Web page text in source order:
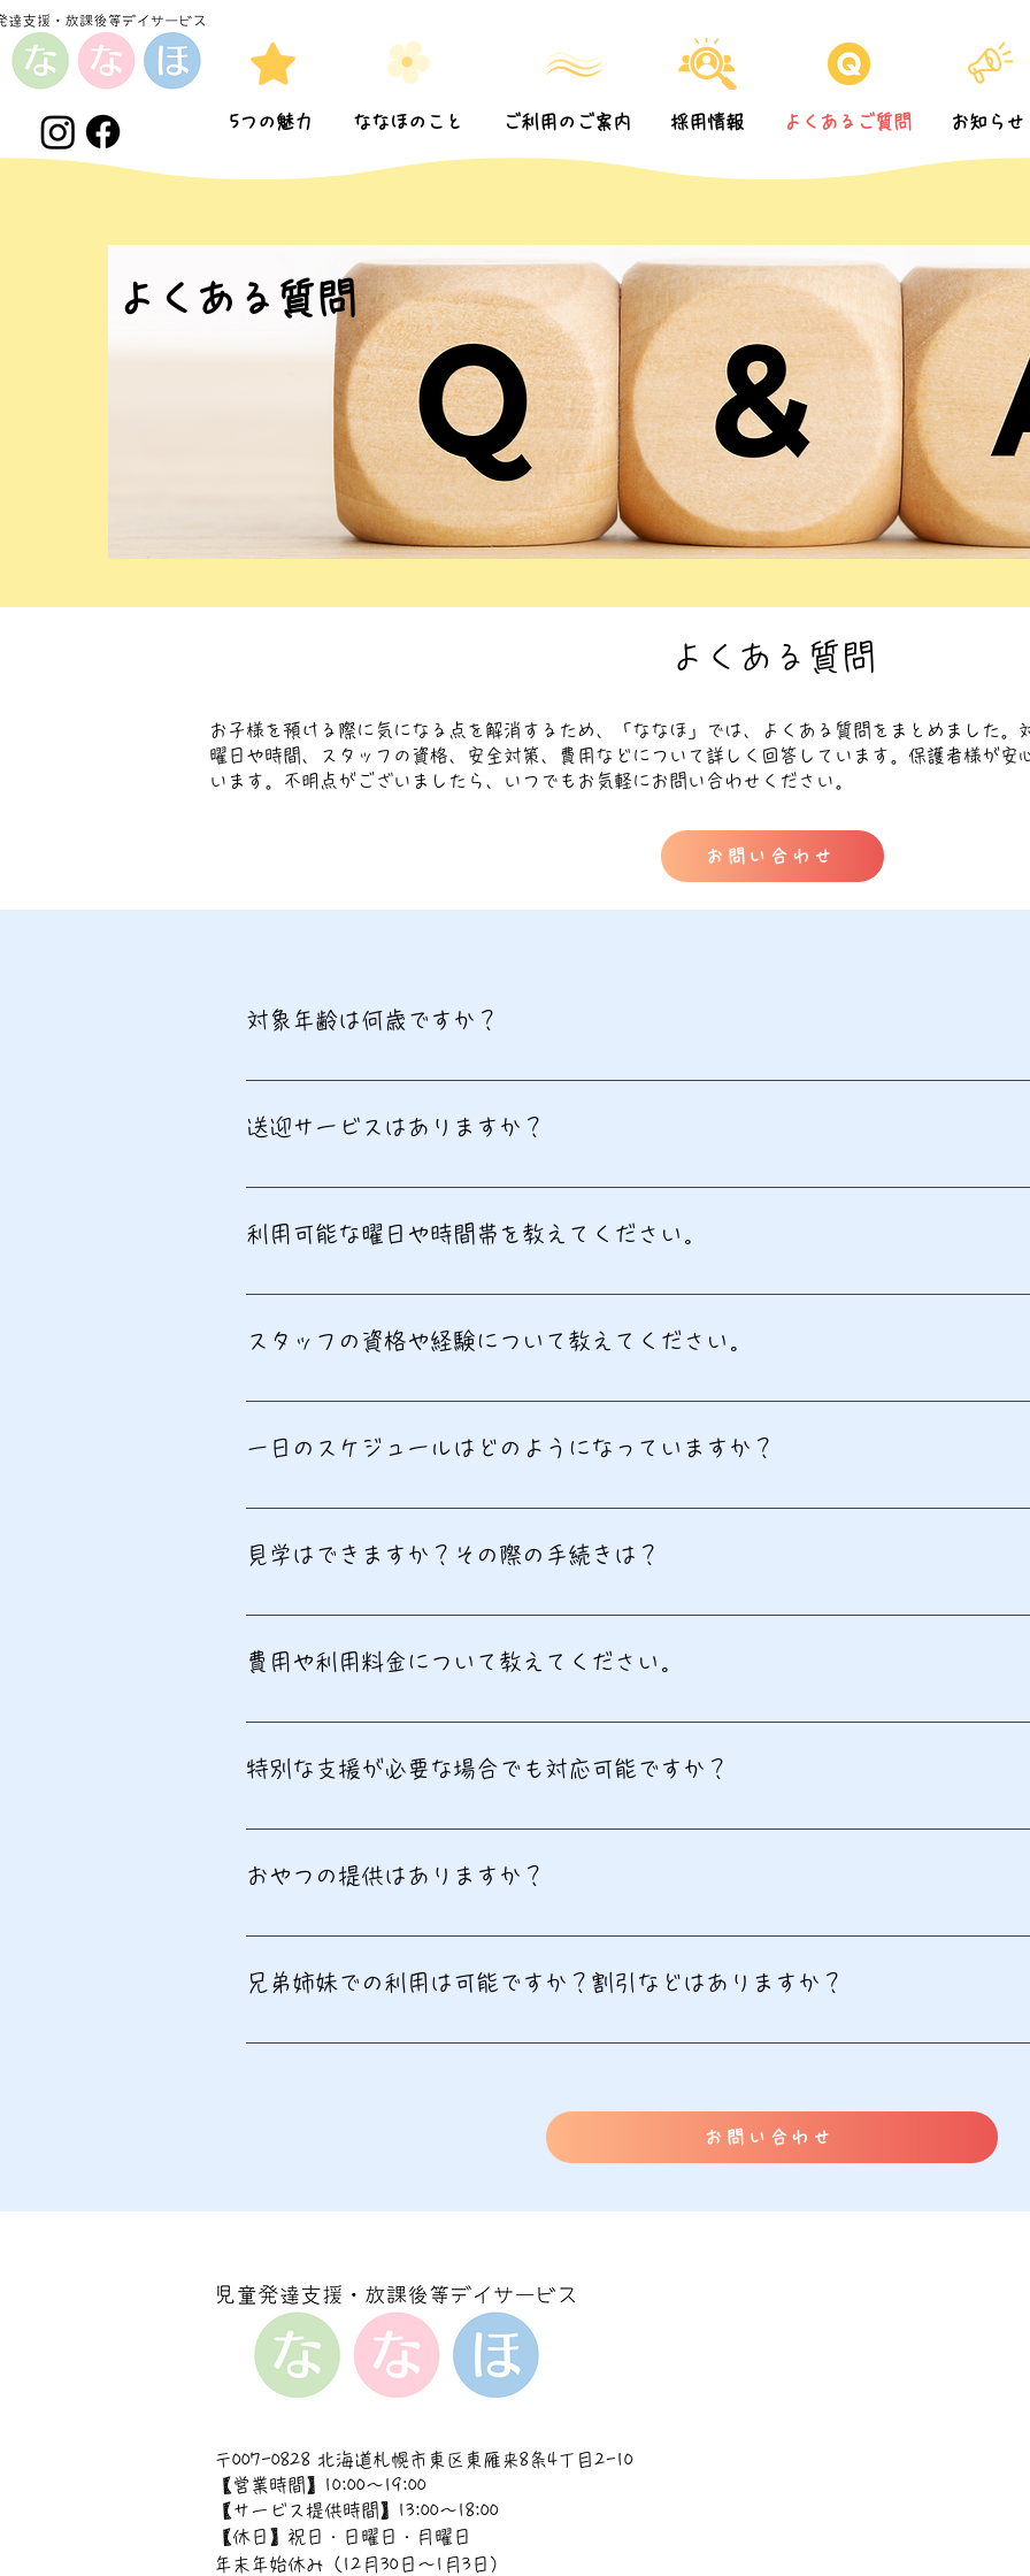
5つの魅力 ななほのこと ご利用のご案内 採用情報 よくあるご質問 お知らせ
よくある質問
よくある質問
お子様を預ける際に気になる点を解消するため、「ななほ」では、よくある質問をまとめました。
曜日や時間、スタッフの資格、安全対策、費用などについて詳しく回答しています。保護者様が安
います。不明点がございましたら、いつでもお気軽にお問い合わせください。
お問い合わせ
対象年齢は何歳ですか？
対象年齢は0歳から18歳までです。詳細はお問い合わせください。
送迎サービスはありますか？
送迎サービスを提供しています。エリアや条件についてはお気軽にご相談ください。
利用可能な曜日や時間帯を教えてください。
火曜日〜土曜日13時から18時までがサービス利用可能です。
スタッフの資格や経験について教えてください。
元教員や専門資格を持つスタッフが在籍し、経験豊富な療育を提供しています。
一日のスケジュールはどのようになっていますか？
活動内容には自由遊び、学習支援、集団活動などがあります。具体例は見学時にご説明します
見学はできますか？その際の手続きは？
見学は随時受け付けています。事前にお問い合わせフォームやお電話でご予約ください。
費用や利用料金について教えてください。
費用はご利用料金のページをご覧ください。詳細はご説明いたしますのでお気軽にお問い合わ
特別な支援が必要な場合でも対応可能ですか？
可能です。一人ひとりに合わせた療育を提供していますので、事前にご相談ください。
おやつの提供はありますか？
おやつに関しては、ご利用料金内で毎回ご用意させていただきます。イベントなど特別な場合
兄弟姉妹での利用は可能ですか？割引などはありますか？
兄弟姉妹での利用も歓迎します。割引については別途ご案内しますので、お問い合わせくださ
お問い合わせ
〒007-0828 北海道札幌市東区東雁来8条4丁目2-10
【営業時間】10:00～19:00
【サービス提供時間】13:00～18:00
【休日】祝日・日曜日・月曜日
年末年始休み（12月30日〜1月3日）